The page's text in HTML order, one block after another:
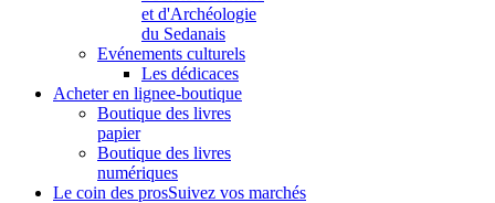
et d'Archéologie
du Sedanais
Evénements culturels
Les dédicaces
Acheter en lignee-boutique
Boutique des livres
papier
Boutique des livres
numériques
Le coin des prosSuivez vos marchés